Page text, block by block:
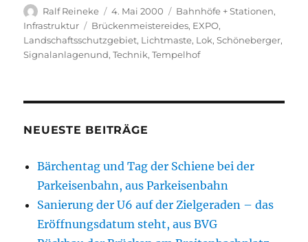
Autor
Ralf Reineke
Veröffentlicht
am
4. Mai 2000 Kategorien
Bahnhöfe + Stationen,
Infrastruktur
Schlagwörter
Brückenmeistereides, EXPO,
Landschaftsschutzgebiet, Lichtmaste, Lok,Schöneberger,
Signalanlagenund,Technik,Tempelhof
NEUESTE BEITRÄGE
Bärchentag und Tag der Schiene bei der
Parkeisenbahn, aus Parkeisenbahn
Sanierung der U6 auf der Zielgeraden – das
Eröffnungsdatum steht, aus BVG